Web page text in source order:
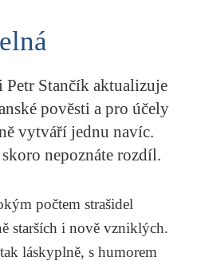
PŘEHLED
STUDIE
KRITIKA PŘEKLADU
SLOUPEK
Petr Stančík aktualizuje
pověsti a pro účely
vytváří jednu navíc.
nepoznáte rozdíl.
počtem strašidel
starších i nově vzniklých.
láskyplně, s humorem